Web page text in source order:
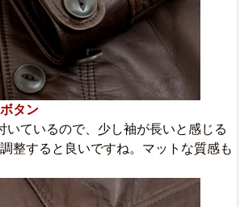
タン
いているので、少し袖が長いと感じる
整すると良いですね。マットな質感も